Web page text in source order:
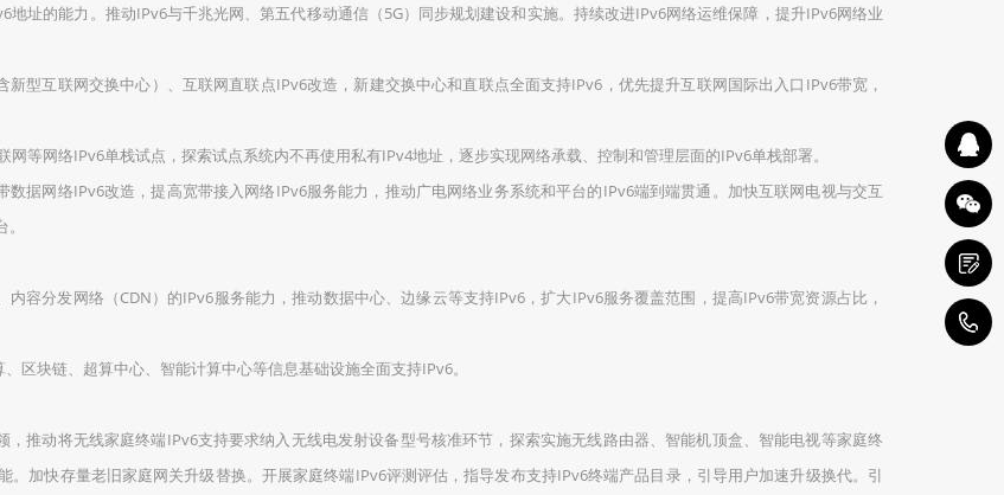
址的能力。推动IPv6与千兆光网、第五代移动通信（5G）同步规划建设和实施。持续改进IPv6网络运维保障，提升IPv6网络业
互联网交换中心）、互联网直联点IPv6改造，新建交换中心和直联点全面支持IPv6，优先提升互联网国际出入口IPv6带宽，
网络IPv6单栈试点，探索试点系统内不再使用私有IPv4地址，逐步实现网络承载、控制和管理层面的IPv6单栈部署。
网络IPv6改造，提高宽带接入网络IPv6服务能力，推动广电网络业务系统和平台的IPv6端到端贯通。加快互联网电视与交互
分发网络（CDN）的IPv6服务能力，推动数据中心、边缘云等支持IPv6，扩大IPv6服务覆盖范围，提高IPv6带宽资源占比，
块链、超算中心、智能计算中心等信息基础设施全面支持IPv6。
动将无线家庭终端IPv6支持要求纳入无线电发射设备型号核准环节，探索实施无线路由器、智能机顶盒、智能电视等家庭终
加快存量老旧家庭网关升级替换。开展家庭终端IPv6评测评估，指导发布支持IPv6终端产品目录，引导用户加速升级换代。引